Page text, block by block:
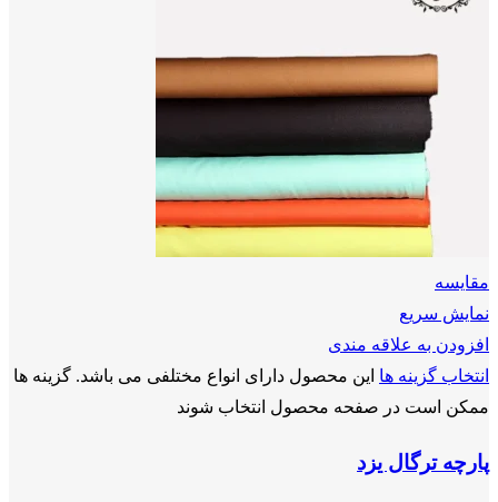
مقايسه
نمایش سریع
افزودن به علاقه مندی
انتخاب گزینه ها این محصول دارای انواع مختلفی می باشد. گزینه ها
ممکن است در صفحه محصول انتخاب شوند
پارچه ترگال یزد